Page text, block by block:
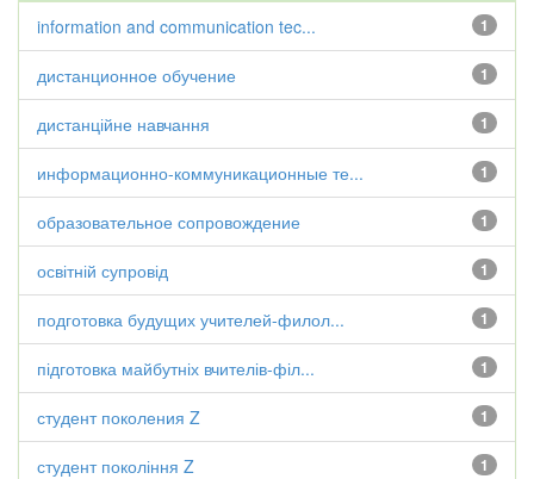
1
information and communication tec...
1
дистанционное обучение
1
дистанційне навчання
1
информационно-коммуникационные те...
1
образовательное сопровождение
1
освітній супровід
1
подготовка будущих учителей-филол...
1
підготовка майбутніх вчителів-філ...
1
студент поколения Z
1
студент покоління Z